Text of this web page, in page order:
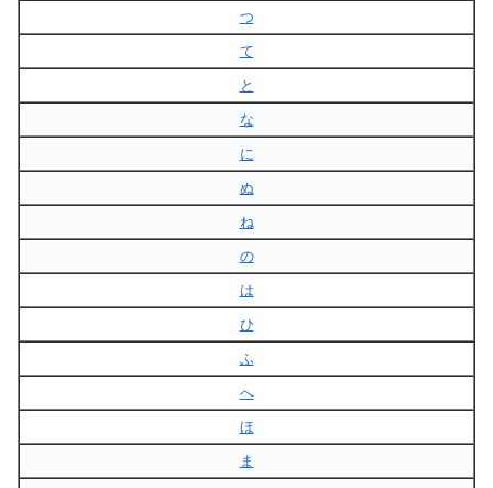
つ
て
と
な
に
ぬ
ね
の
は
ひ
ふ
へ
ほ
ま